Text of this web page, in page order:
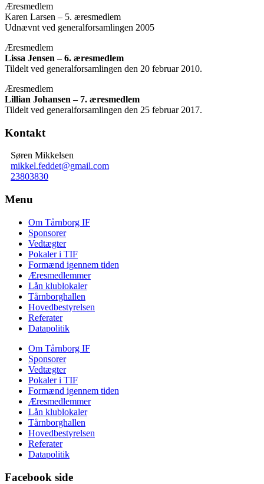
Æresmedlem
Karen Larsen – 5. æresmedlem
Udnævnt ved generalforsamlingen 2005
Æresmedlem
Lissa Jensen – 6. æresmedlem
Tildelt ved generalforsamlingen den 20 februar 2010.
Æresmedlem
Lillian Johansen – 7. æresmedlem
Tildelt ved generalforsamlingen den 25 februar 2017.
Kontakt
Søren Mikkelsen
mikkel.feddet@gmail.com
23803830
Menu
Om Tårnborg IF
Sponsorer
Vedtægter
Pokaler i TIF
Formænd igennem tiden
Æresmedlemmer
Lån klublokaler
Tårnborghallen
Hovedbestyrelsen
Referater
Datapolitik
Om Tårnborg IF
Sponsorer
Vedtægter
Pokaler i TIF
Formænd igennem tiden
Æresmedlemmer
Lån klublokaler
Tårnborghallen
Hovedbestyrelsen
Referater
Datapolitik
Facebook side